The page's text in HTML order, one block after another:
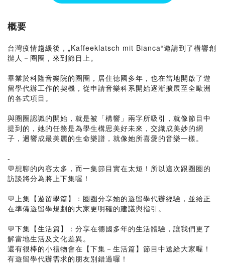
概要
台灣疫情趨緩後，„Kaffeeklatsch mit Bianca“邀請到了構響創
辦人－圈圈，來到節目上。
畢業於科隆音樂院的圈圈，居住德國多年，也在當地開啟了遊
留學代辦工作的契機，從申請音樂科系開始逐漸擴展至全歐洲
的各式項目。
與圈圈認識的開始，就是被「構響」兩字所吸引，就像節目中
提到的，她的任務是為學生構思美好未來，交織成美妙的網
子，迴響成最美麗的生命樂譜，就像她所喜愛的音樂一樣。
-
💬想聊的內容太多，而一集節目實在太短！所以這次跟圈圈的
訪談將分為將上下集喔！
💬上集【遊留學篇】：圈圈分享她的遊留學代辦經驗，並給正
在準備遊留學規劃的大家更明確的建議與指引。
💬下集【生活篇】：分享在德國多年的生活體驗，讓我們更了
解當地生活及文化差異。
還有很棒的小禮物會在【下集－生活篇】節目中送給大家喔！
有遊留學代辦需求的朋友別錯過囉！